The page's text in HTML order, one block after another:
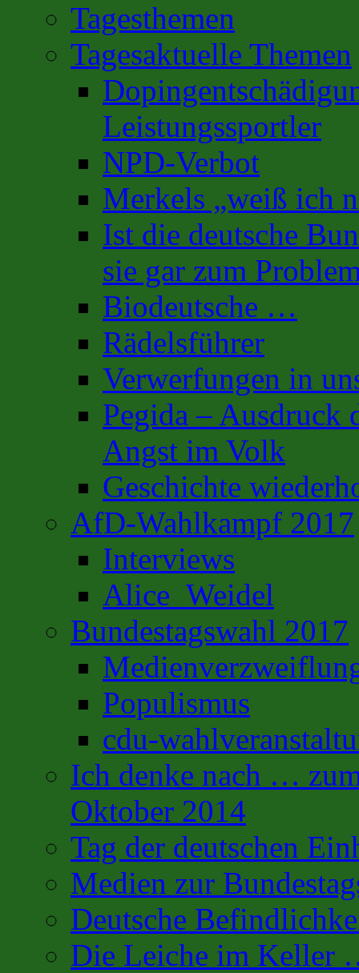
Tagesthemen
Tagesaktuelle Themen
Leistungssportler
NPD-Verbot
Merkels „weiß ich
Ist die deutsche
sie gar zum
Biodeutsche …
Rädelsführer
Verwerfungen in
Pegida – Ausdruck
Angst im Volk
Geschichte
AfD-Wahlkampf 2017
Interviews
Alice_Weidel
Bundestagswahl 2017
Populismus
cdu-
Ich denke nach …
Oktober 2014
Tag der deutschen
Medien zur
Deutsche
Die Leiche im Keller